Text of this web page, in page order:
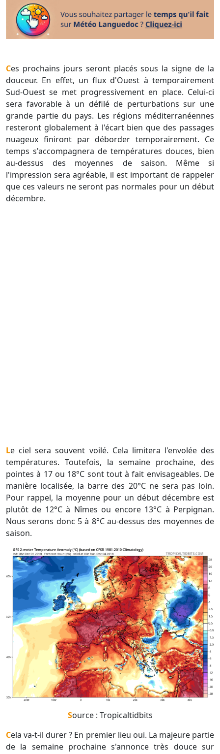
Ces prochains jours seront placés sous la signe de la
douceur. En effet, un flux d'Ouest à temporairement
Sud-Ouest se met progressivement en place. Celui-ci
sera favorable à un défilé de perturbations sur une
grande partie du pays. Les régions méditerranéennes
resteront globalement à l'écart bien que des passages
nuageux finiront par déborder temporairement. Ce
temps s'accompagnera de températures douces, bien
au-dessus des moyennes de saison. Même si
l'impression sera agréable, il est important de rappeler
que ces valeurs ne seront pas normales pour un début
décembre.
Le ciel sera souvent voilé. Cela limitera l'envolée des
températures. Toutefois, la semaine prochaine, des
pointes à 17 ou 18°C sont tout à fait envisageables. De
manière localisée, la barre des 20°C ne sera pas loin.
Pour rappel, la moyenne pour un début décembre est
plutôt de 12°C à Nîmes ou encore 13°C à Perpignan.
Nous serons donc 5 à 8°C au-dessus des moyennes de
saison.
Source : Tropicaltidbits
Cela va-t-il durer ? En premier lieu oui. La majeure partie
de la semaine prochaine s'annonce très douce sur